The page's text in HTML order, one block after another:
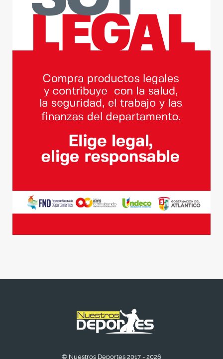
© Nuestros Deportes 2017 - 2026